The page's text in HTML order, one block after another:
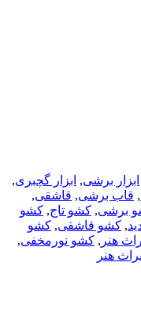
ابزار برشی, ابزار گچبری,
, قاب برشی, قاشقی,
برشی, کشو تاج, کشو
, کشو قاشقی, کشو
هنر , کشو نورمخفی,
هنر